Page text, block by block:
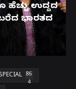
ಹೆಚ್ಚು ಉದ್ದದ
ಭಾರತದ
SPECIAL
86
4